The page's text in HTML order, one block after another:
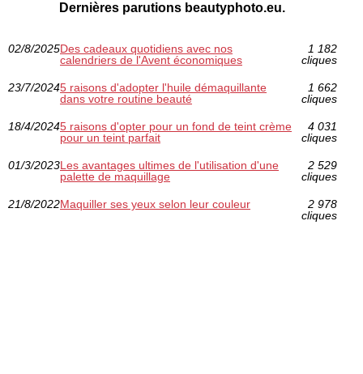
Dernières parutions beautyphoto.eu.
02/8/2025Des cadeaux quotidiens avec nos
calendriers de l'Avent économiques
1 182
cliques
23/7/20245 raisons d'adopter l'huile démaquillante
dans votre routine beauté
1 662
cliques
18/4/20245 raisons d'opter pour un fond de teint crème
pour un teint parfait
4 031
cliques
01/3/2023Les avantages ultimes de l'utilisation d'une
palette de maquillage
2 529
cliques
21/8/2022Maquiller ses yeux selon leur couleur
2 978
cliques